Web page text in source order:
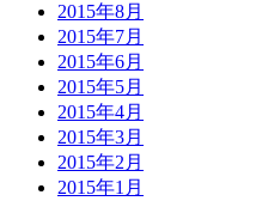
2015年8月
2015年7月
2015年6月
2015年5月
2015年4月
2015年3月
2015年2月
2015年1月